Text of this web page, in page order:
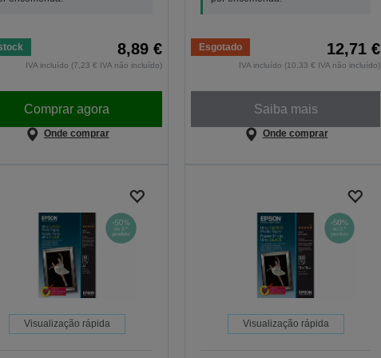
8,89 €
IVA incluído (7,23 € IVA não incluído)
Comprar agora
Onde comprar
Esgotado 12,71 €
IVA incluído (10,33 € IVA não incluído)
Saiba mais
Onde comprar
Visualização rápida Visualização rápida